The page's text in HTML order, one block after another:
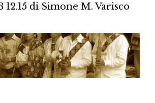
12.15 di Simone M. Varisco